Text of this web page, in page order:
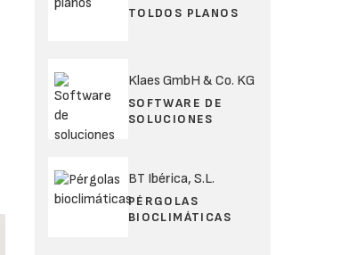
TOLDOS PLANOS
Klaes GmbH & Co. KG
SOFTWARE DE
SOLUCIONES
BT Ibérica, S.L.
PÉRGOLAS
BIOCLIMÁTICAS